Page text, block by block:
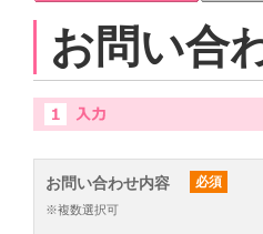
お問い合
お問い合わせ内容 必須
※複数選択可